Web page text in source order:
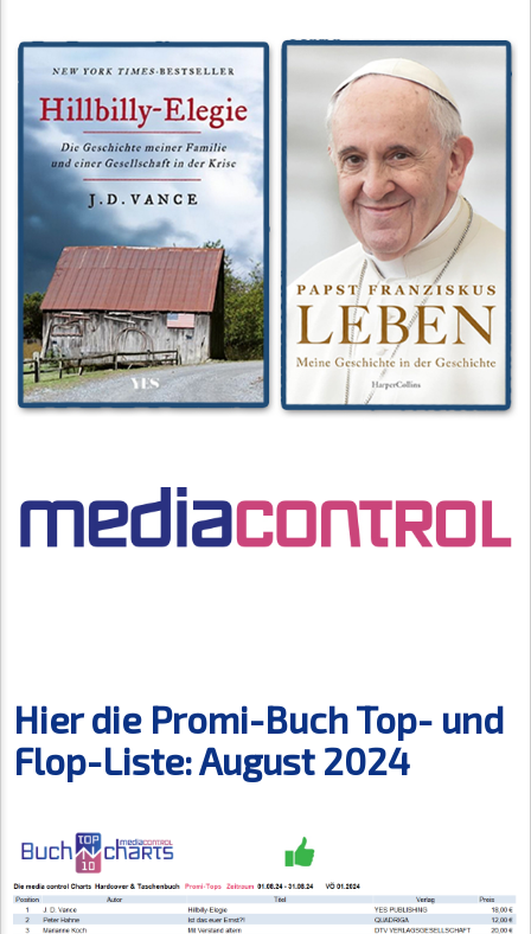
Hier die Promi-Buch Top- und
Flop-Liste: August 2024